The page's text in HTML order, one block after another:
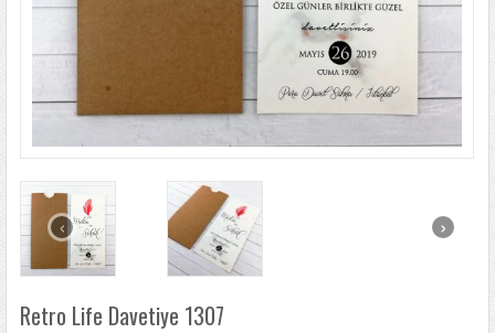
İLETIŞIM
‹ ›
Retro Life Davetiye 1307